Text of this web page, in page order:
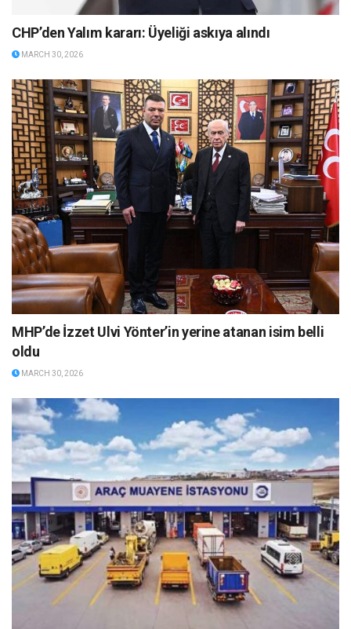
CHP’den Yalım kararı: Üyeliği askıya alındı
MARCH 30, 2026
MHP’de İzzet Ulvi Yönter’in yerine atanan isim belli
oldu
MARCH 30, 2026